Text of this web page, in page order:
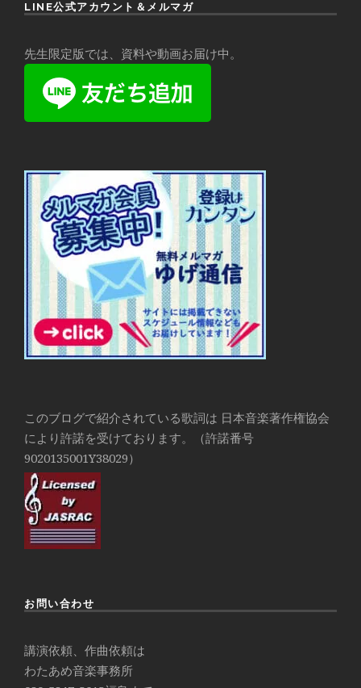
LINE公式アカウント＆メルマガ
先生限定版では、資料や動画お届け中。
このブログで紹介されている歌詞は 日本音楽著作権協会
により許諾を受けております。（許諾番号
9020135001Y38029）
お問い合わせ
講演依頼、作曲依頼は
わたあめ音楽事務所